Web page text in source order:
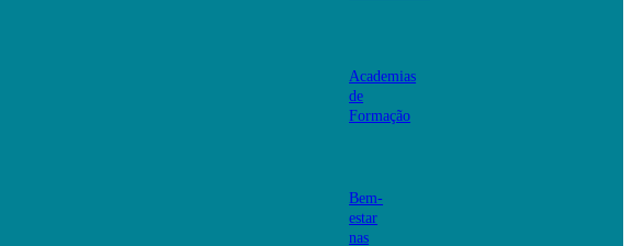
Academias
de
Formação
Bem-
estar
nas